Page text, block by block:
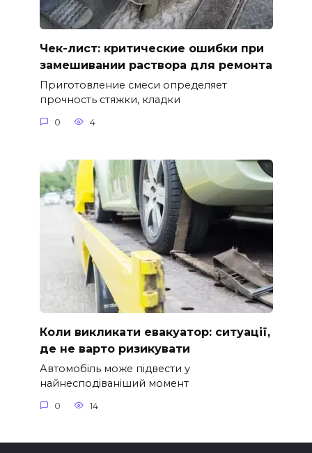
Чек-лист: критические ошибки при
замешивании раствора для ремонта
Приготовление смеси определяет
прочность стяжки, кладки
0 4
Коли викликати евакуатор: ситуації,
де не варто ризикувати
Автомобіль може підвести у
найнесподіваніший момент
0 14